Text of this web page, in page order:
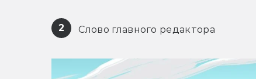
2 Слово главного редактора